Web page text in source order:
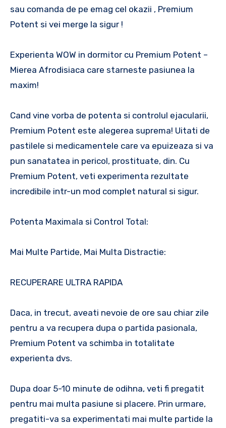
sau comanda de pe emag cel okazii , Premium
Potent si vei merge la sigur !
Experienta WOW in dormitor cu Premium Potent –
Mierea Afrodisiaca care starneste pasiunea la
maxim!
Cand vine vorba de potenta si controlul ejacularii,
Premium Potent este alegerea suprema! Uitati de
pastilele si medicamentele care va epuizeaza si va
pun sanatatea in pericol, prostituate, din. Cu
Premium Potent, veti experimenta rezultate
incredibile intr-un mod complet natural si sigur.
Potenta Maximala si Control Total:
Mai Multe Partide, Mai Multa Distractie:
RECUPERARE ULTRA RAPIDA
Daca, in trecut, aveati nevoie de ore sau chiar zile
pentru a va recupera dupa o partida pasionala,
Premium Potent va schimba in totalitate
experienta dvs.
Dupa doar 5-10 minute de odihna, veti fi pregatit
pentru mai multa pasiune si placere. Prin urmare,
pregatiti-va sa experimentati mai multe partide la